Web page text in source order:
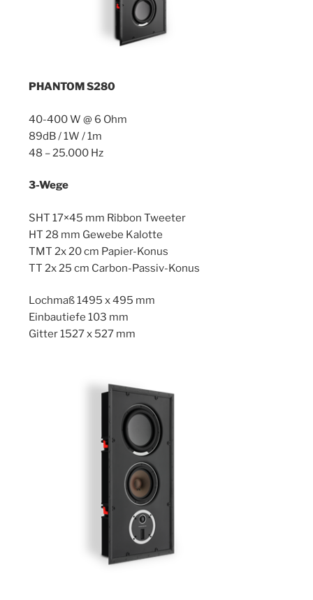
PHANTOM S280
40-400 W @ 6 Ohm
89dB / 1W / 1m
48 – 25.000 Hz
3-Wege
SHT 17×45 mm Ribbon Tweeter
HT 28 mm Gewebe Kalotte
TMT 2x 20 cm Papier-Konus
TT 2x 25 cm Carbon-Passiv-Konus
Lochmaß 1495 x 495 mm
Einbautiefe 103 mm
Gitter 1527 x 527 mm